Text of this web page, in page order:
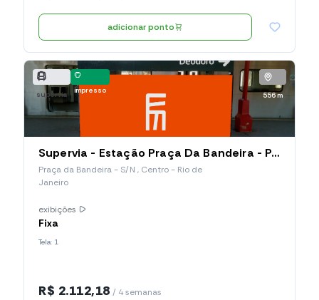
adicionar ponto
supervia impresso
556 m
Supervia - Estação Praça Da Bandeira - Painel de Plataforma - Dupla Face (006.PBA.PP)
Praça da Bandeira - S/N , Centro - Rio de
Janeiro
exibições
Fixa
Tela: 1
R$ 2.112,18 / 4 semanas